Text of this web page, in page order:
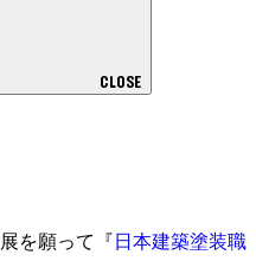
CLOSE
を願って『 日本建築塗装職